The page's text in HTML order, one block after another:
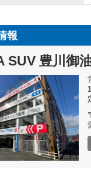
報
SUV 豊川御